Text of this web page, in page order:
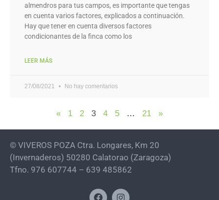
almendros para tus campos, es importante que tengas
en cuenta varios factores, explicados a continuación.
Hay que tener en cuenta diversos factores
condicionantes de la finca como los
LEER MÁS
27/08/2021 No hay comentarios
« 1 2 3 4 5 … 21 »
© VIVEROS POZA Ctra. Longares, Km 20
(Invernaderos) 50280 Calatorao (Zaragoza)
Tfno. 976 607744 – 639 485862